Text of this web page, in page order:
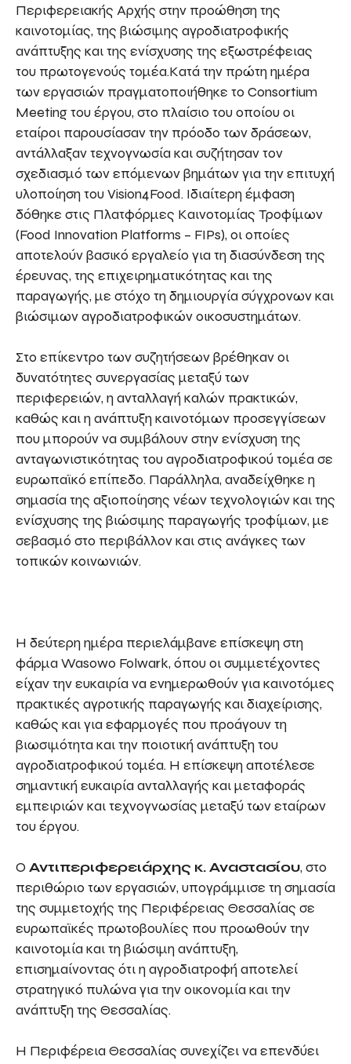
Περιφερειακής Αρχής στην προώθηση της
καινοτομίας, της βιώσιμης αγροδιατροφικής
ανάπτυξης και της ενίσχυσης της εξωστρέφειας
του πρωτογενούς τομέα.Κατά την πρώτη ημέρα
των εργασιών πραγματοποιήθηκε το Consortium
Meeting του έργου, στο πλαίσιο του οποίου οι
εταίροι παρουσίασαν την πρόοδο των δράσεων,
αντάλλαξαν τεχνογνωσία και συζήτησαν τον
σχεδιασμό των επόμενων βημάτων για την επιτυχή
υλοποίηση του Vision4Food. Ιδιαίτερη έμφαση
δόθηκε στις Πλατφόρμες Καινοτομίας Τροφίμων
(Food Innovation Platforms – FIPs), οι οποίες
αποτελούν βασικό εργαλείο για τη διασύνδεση της
έρευνας, της επιχειρηματικότητας και της
παραγωγής, με στόχο τη δημιουργία σύγχρονων και
βιώσιμων αγροδιατροφικών οικοσυστημάτων.
Στο επίκεντρο των συζητήσεων βρέθηκαν οι
δυνατότητες συνεργασίας μεταξύ των
περιφερειών, η ανταλλαγή καλών πρακτικών,
καθώς και η ανάπτυξη καινοτόμων προσεγγίσεων
που μπορούν να συμβάλουν στην ενίσχυση της
ανταγωνιστικότητας του αγροδιατροφικού τομέα σε
ευρωπαϊκό επίπεδο. Παράλληλα, αναδείχθηκε η
σημασία της αξιοποίησης νέων τεχνολογιών και της
ενίσχυσης της βιώσιμης παραγωγής τροφίμων, με
σεβασμό στο περιβάλλον και στις ανάγκες των
τοπικών κοινωνιών.
Η δεύτερη ημέρα περιελάμβανε επίσκεψη στη
φάρμα Wasowo Folwark, όπου οι συμμετέχοντες
είχαν την ευκαιρία να ενημερωθούν για καινοτόμες
πρακτικές αγροτικής παραγωγής και διαχείρισης,
καθώς και για εφαρμογές που προάγουν τη
βιωσιμότητα και την ποιοτική ανάπτυξη του
αγροδιατροφικού τομέα. Η επίσκεψη αποτέλεσε
σημαντική ευκαιρία ανταλλαγής και μεταφοράς
εμπειριών και τεχνογνωσίας μεταξύ των εταίρων
του έργου.
Ο Αντιπεριφερειάρχης κ. Αναστασίου, στο
περιθώριο των εργασιών, υπογράμμισε τη σημασία
της συμμετοχής της Περιφέρειας Θεσσαλίας σε
ευρωπαϊκές πρωτοβουλίες που προωθούν την
καινοτομία και τη βιώσιμη ανάπτυξη,
επισημαίνοντας ότι η αγροδιατροφή αποτελεί
στρατηγικό πυλώνα για την οικονομία και την
ανάπτυξη της Θεσσαλίας.
Η Περιφέρεια Θεσσαλίας συνεχίζει να επενδύει